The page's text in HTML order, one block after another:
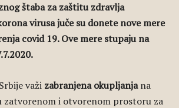
štaba za zaštitu zdravlja
virusa juče su donete nove mere
covid 19. Ove mere stupaju na
važi zabranjena okupljanjana
zatvorenom i otvorenom prostoru za